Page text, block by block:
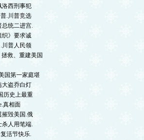
洛西刑事犯
.川普竞选
总统二进宫.
织》要求诚
川普人民领
救、重建美国
国第一家庭堪
大盗乔白灯
历史上最重
真相面
摧毁美国.俄
杀人用笔端.
活节快乐.